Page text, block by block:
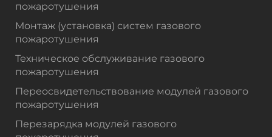
пожаротушения
Монтаж (установка) систем газового
пожаротушения
Техническое обслуживание газового
пожаротушения
Переосвидетельствование модулей газового
пожаротушения
Перезарядка модулей газового